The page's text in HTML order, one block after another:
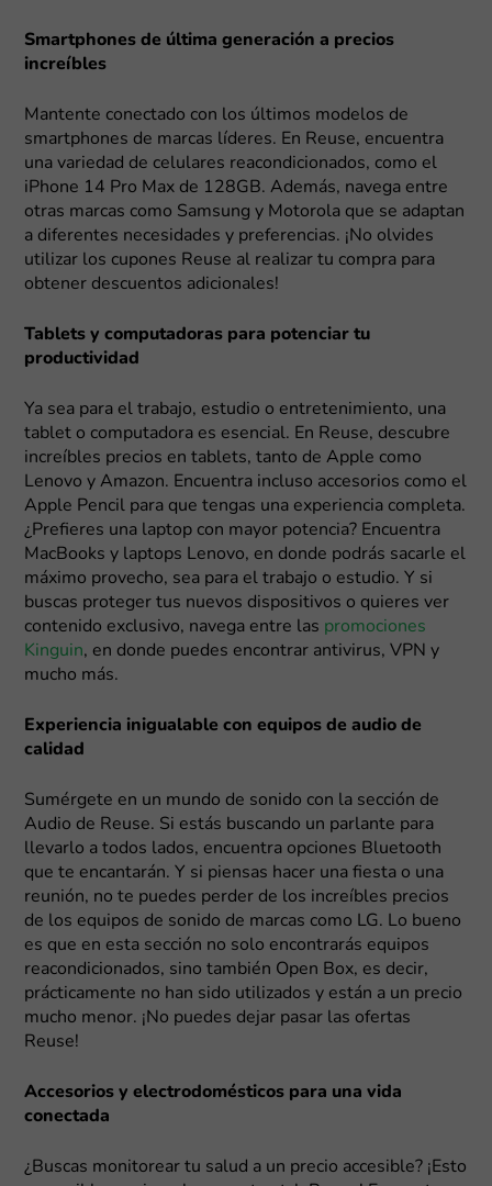
Smartphones de última generación a precios
increíbles
Mantente conectado con los últimos modelos de
smartphones de marcas líderes. En Reuse, encuentra
una variedad de celulares reacondicionados, como el
iPhone 14 Pro Max de 128GB. Además, navega entre
otras marcas como Samsung y Motorola que se adaptan
a diferentes necesidades y preferencias. ¡No olvides
utilizar los cupones Reuse al realizar tu compra para
obtener descuentos adicionales!
Tablets y computadoras para potenciar tu
productividad
Ya sea para el trabajo, estudio o entretenimiento, una
tablet o computadora es esencial. En Reuse, descubre
increíbles precios en tablets, tanto de Apple como
Lenovo y Amazon. Encuentra incluso accesorios como el
Apple Pencil para que tengas una experiencia completa.
¿Prefieres una laptop con mayor potencia? Encuentra
MacBooks y laptops Lenovo, en donde podrás sacarle el
máximo provecho, sea para el trabajo o estudio. Y si
buscas proteger tus nuevos dispositivos o quieres ver
contenido exclusivo, navega entre las promociones
Kinguin, en donde puedes encontrar antivirus, VPN y
mucho más.
Experiencia inigualable con equipos de audio de
calidad
Sumérgete en un mundo de sonido con la sección de
Audio de Reuse. Si estás buscando un parlante para
llevarlo a todos lados, encuentra opciones Bluetooth
que te encantarán. Y si piensas hacer una fiesta o una
reunión, no te puedes perder de los increíbles precios
de los equipos de sonido de marcas como LG. Lo bueno
es que en esta sección no solo encontrarás equipos
reacondicionados, sino también Open Box, es decir,
prácticamente no han sido utilizados y están a un precio
mucho menor. ¡No puedes dejar pasar las ofertas
Reuse!
Accesorios y electrodomésticos para una vida
conectada
¿Buscas monitorear tu salud a un precio accesible? ¡Esto